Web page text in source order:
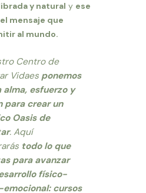
y natural y ese
mensaje que
al mundo.
Centro de
Vidaes ponemos
alma, esfuerzo y
para crear un
Oasis de
. Aquí
todo lo que
para avanzar
físico-
cursos